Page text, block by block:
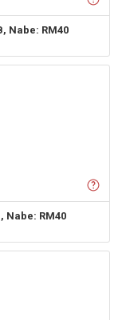
Nabe: RM40
Nabe: RM40